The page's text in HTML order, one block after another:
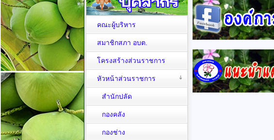
คณะผู้บริหาร
สมาชิกสภา อบต.
โครงสร้างส่วนราชการ
หัวหน้าส่วนราชการ
สำนักปลัด
กองคลัง
กองช่าง